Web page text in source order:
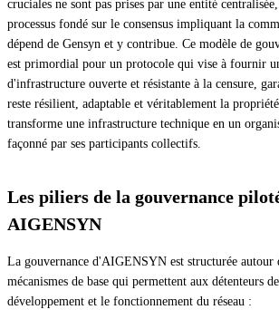
cruciales ne sont pas prises par une entité
processus fondé sur le consensus impliquant la
dépend de Gensyn et y contribue. Ce modèle de
est primordial pour un protocole qui vise à fournir
d'infrastructure ouverte et résistante à la censure,
reste résilient, adaptable et véritablement la
transforme une infrastructure technique en un
façonné par ses participants collectifs.
Les piliers de la gouvernance
AIGENSYN
La gouvernance d'AIGENSYN est structurée autour
mécanismes de base qui permettent aux détenteurs
développement et le fonctionnement du réseau :